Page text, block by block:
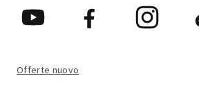
Offerte nuovo